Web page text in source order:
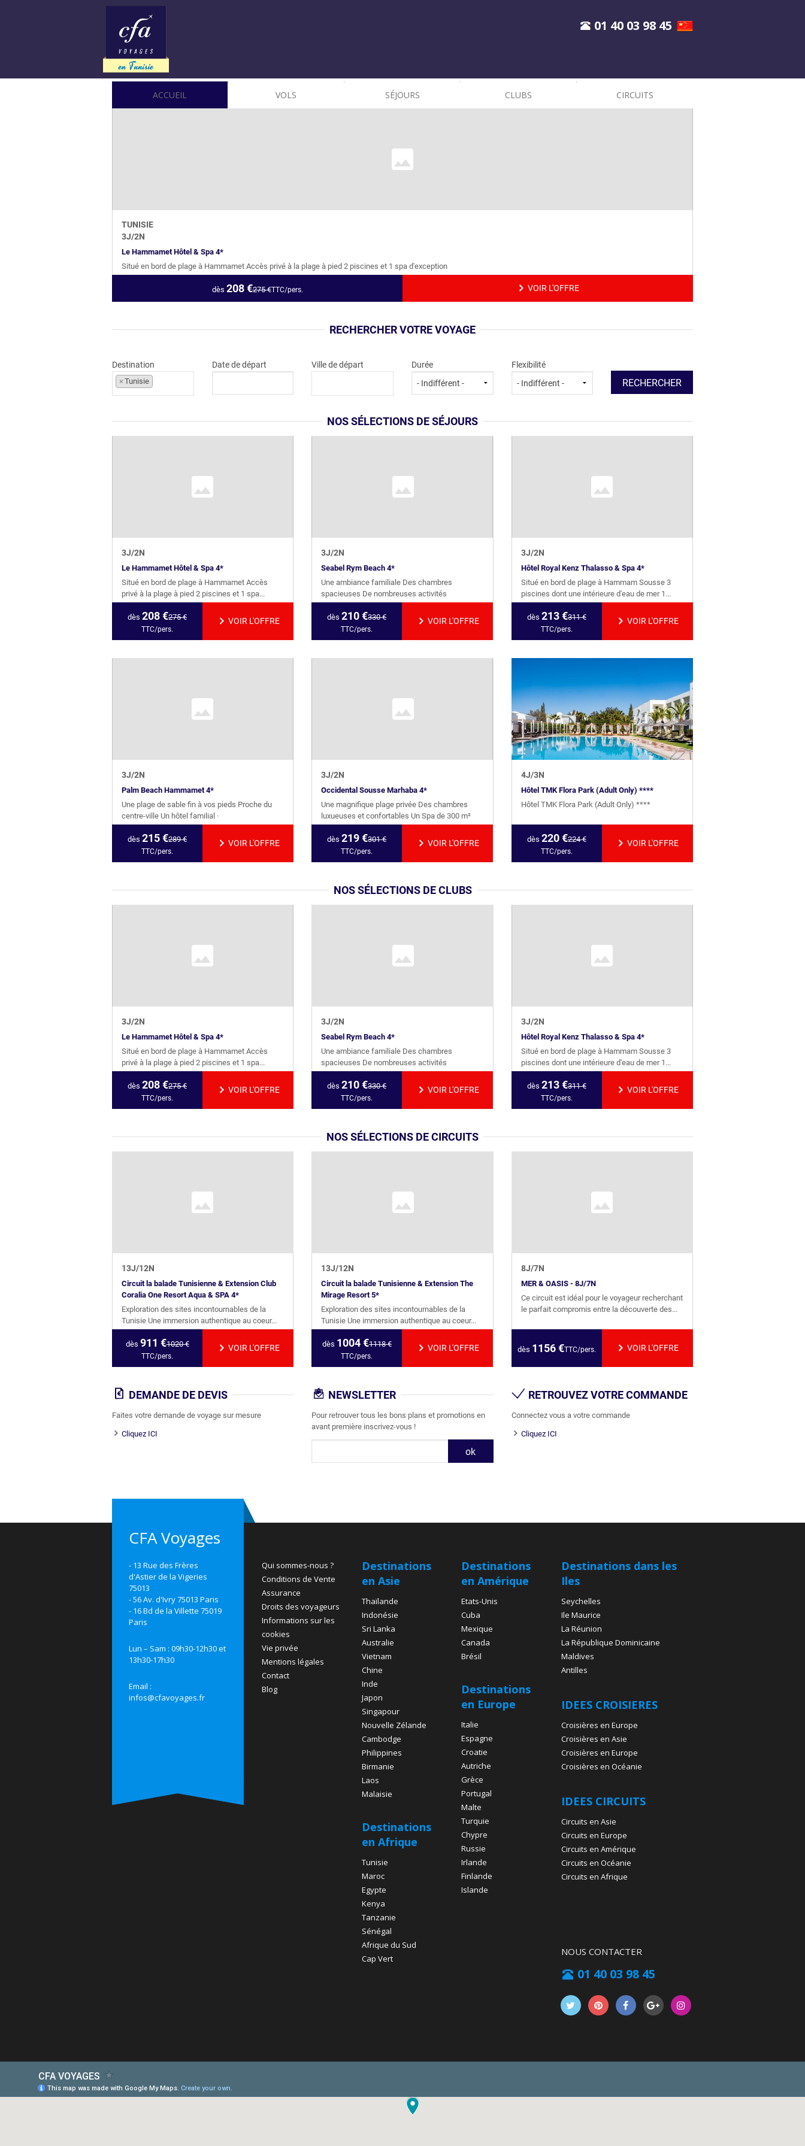
01 40 03 98 45
ACCUEIL VOLS SÉJOURS CLUBS CIRCUITS
TUNISIE
3J/2N
Le Hammamet Hôtel & Spa 4*
Situé en bord de plage à Hammamet Accès privé à la plage à pied 2 piscines et 1 spa d'exception
dès 208€275€TTC/pers. VOIR L'OFFRE
RECHERCHER VOTRE VOYAGE
Destination
× Tunisie
Date de départ Ville de départ Durée Flexibilité
NOS SÉLECTIONS DE SÉJOURS
3J/2N
Le Hammamet Hôtel & Spa 4*
Situé en bord de plage à Hammamet Accès
privé à la plage à pied 2 piscines et 1 spa...
dès 208€275€
TTC/pers.
VOIR L'OFFRE
3J/2N
Seabel Rym Beach 4*
Une ambiance familiale Des chambres
spacieuses De nombreuses activités
dès210€330€
TTC/pers.
VOIR L'OFFRE
3J/2N
Hôtel Royal Kenz Thalasso & Spa 4*
Situé en bord de plage à Hammam Sousse 3
piscines dont une intérieure d'eau de mer 1...
dès 213€311€
TTC/pers.
VOIR L'OFFRE
3J/2N
Palm Beach Hammamet 4*
Une plage de sable fin à vos pieds Proche du
centre-ville Un hôtel familial ·
dès 215€289€
TTC/pers.
VOIR L'OFFRE
3J/2N
Occidental Sousse Marhaba 4*
Une magnifique plage privée Des chambres
luxueuses et confortables Un Spa de 300 m²
dès219€301€
TTC/pers.
VOIR L'OFFRE
4J/3N
Hôtel TMK Flora Park (Adult Only) ****
Hôtel TMK Flora Park (Adult Only) ****
dès 220€224€
TTC/pers.
VOIR L'OFFRE
NOS SÉLECTIONS DE CLUBS
3J/2N
Le Hammamet Hôtel & Spa 4*
Situé en bord de plage à Hammamet Accès
privé à la plage à pied 2 piscines et 1 spa...
dès 208€275€
TTC/pers.
VOIR L'OFFRE
3J/2N
Seabel Rym Beach 4*
Une ambiance familiale Des chambres
spacieuses De nombreuses activités
dès210€330€
TTC/pers.
VOIR L'OFFRE
3J/2N
Hôtel Royal Kenz Thalasso & Spa 4*
Situé en bord de plage à Hammam Sousse 3
piscines dont une intérieure d'eau de mer 1...
dès 213€311€
TTC/pers.
VOIR L'OFFRE
NOS SÉLECTIONS DE CIRCUITS
13J/12N
Circuit la balade Tunisienne & Extension Club
Coralia One Resort Aqua & SPA 4*
Exploration des sites incontournables de la
Tunisie Une immersion authentique au coeur...
dès 911 €1020€
TTC/pers.
VOIR L'OFFRE
13J/12N
Circuit la balade Tunisienne & Extension The
Mirage Resort 5*
Exploration des sites incontournables de la
Tunisie Une immersion authentique au coeur...
dès 1004€1118€
TTC/pers.
VOIR L'OFFRE
8J/7N
MER & OASIS - 8J/7N
Ce circuit est idéal pour le voyageur recherchant
le parfait compromis entre la découverte des...
dès 1156€TTC/pers. VOIR L'OFFRE
DEMANDE DE DEVIS
Faites votre demande de voyage sur mesure
Cliquez ICI
NEWSLETTER
Pour retrouver tous les bons plans et promotions en
avant première inscrivez-vous !
RETROUVEZ VOTRE COMMANDE
Connectez vous a votre commande
Cliquez ICI
CFA Voyages
- 13 Rue des Frères
d'Astier de la Vigeries
75013
- 56 Av. d'Ivry 75013 Paris
- 16 Bd de la Villette 75019
Paris
Lun – Sam : 09h30-12h30 et
13h30-17h30
Email :
infos@cfavoyages.fr
Qui sommes-nous ?
Conditions de Vente
Assurance
Droits des voyageurs
Informations sur les
cookies
Vie privée
Mentions légales
Contact
Blog
Destinations
en Asie
Thaïlande
Indonésie
Sri Lanka
Australie
Vietnam
Chine
Inde
Japon
Singapour
Nouvelle Zélande
Cambodge
Philippines
Birmanie
Laos
Malaisie
Destinations
en Afrique
Tunisie
Maroc
Egypte
Kenya
Tanzanie
Sénégal
Afrique du Sud
Cap Vert
Destinations
en Amérique
Etats-Unis
Cuba
Mexique
Canada
Brésil
Destinations
en Europe
Italie
Espagne
Croatie
Autriche
Grèce
Portugal
Malte
Turquie
Chypre
Russie
Irlande
Finlande
Islande
Destinations dans les
Iles
Seychelles
Ile Maurice
La Réunion
La République Dominicaine
Maldives
Antilles
IDEES CROISIERES
Croisières en Europe
Croisières en Asie
Croisières en Europe
Croisières en Océanie
IDEES CIRCUITS
Circuits en Asie
Circuits en Europe
Circuits en Amérique
Circuits en Océanie
Circuits en Afrique
NOUS CONTACTER
01 40 03 98 45